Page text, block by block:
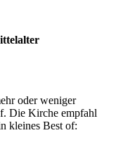
oder weniger
Die Kirche empfahl
kleines Best of: